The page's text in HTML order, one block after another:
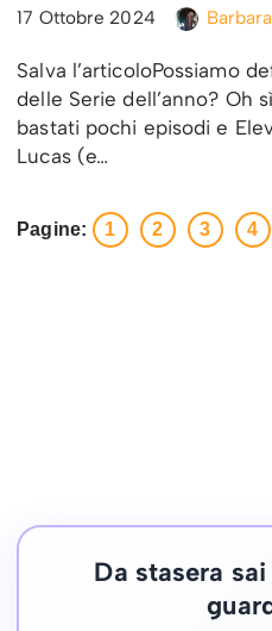
17 Ottobre 2024
Salva l’articoloPossiamo
delle Serie dell’anno? Oh
bastati pochi episodi e
Lucas (e…
Pagine: 1 2 3 4
Da stasera